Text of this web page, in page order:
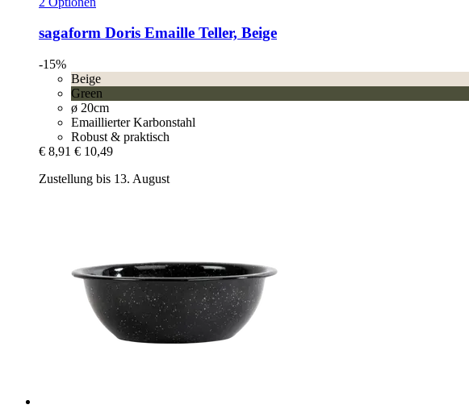
sagaform Doris Emaille Teller, Beige
-15%
Beige
Green
ø 20cm
Emaillierter Karbonstahl
Robust & praktisch
€ 8,91 € 10,49
Zustellung bis 13. August